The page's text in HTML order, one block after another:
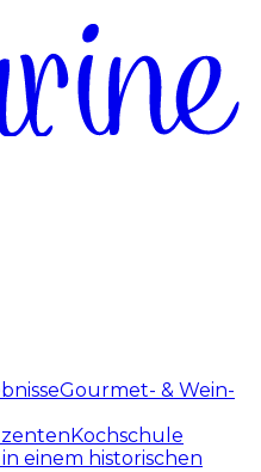
Gourmet- & Wein-
Kochschule
einem historischen